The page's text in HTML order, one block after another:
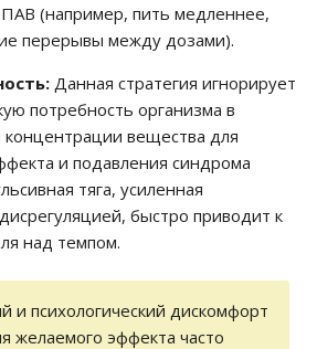
(например, пить медленнее,
перерывы между дозами).
Данная стратегия игнорирует
потребность организма в
вещества для
и подавления синдрома
тяга, усиленная
быстро приводит к
над темпом.
и психологический дискомфорт
желаемого эффекта часто